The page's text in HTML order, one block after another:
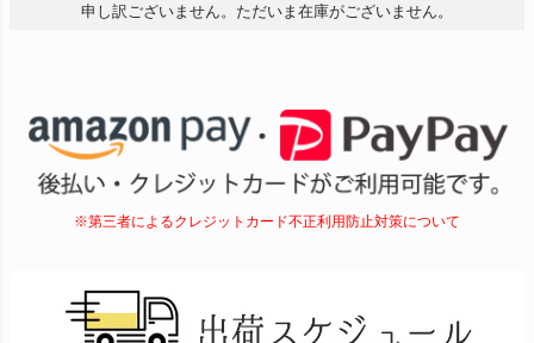
申し訳ございません。ただいま在庫がございません。
※第三者によるクレジットカード不正利用防止対策について